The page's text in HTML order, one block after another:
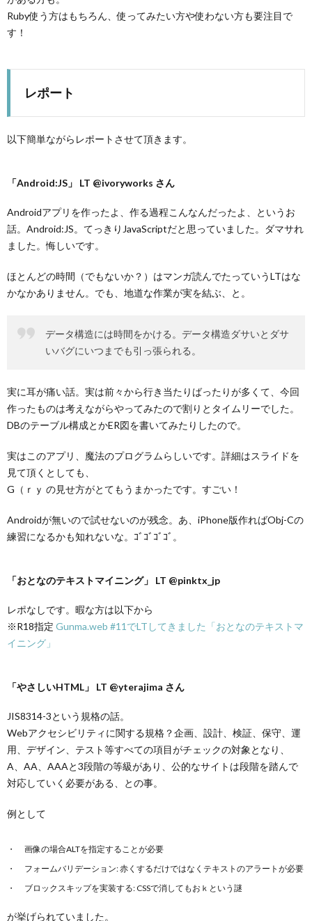
Ruby使う方はもちろん、使ってみたい方や使わない方も要注目で
す！
レポート
以下簡単ながらレポートさせて頂きます。
「Android:JS」 LT @ivoryworks さん
Androidアプリを作ったよ、作る過程こんなんだったよ、というお
話。Android:JS。てっきりJavaScriptだと思っていました。ダマサれ
ました。悔しいです。
ほとんどの時間（でもないか？）はマンガ読んでたっていうLTはな
かなかありません。でも、地道な作業が実を結ぶ、と。
データ構造には時間をかける。データ構造ダサいとダサ
いバグにいつまでも引っ張られる。
実に耳が痛い話。実は前々から行き当たりばったりが多くて、今回
作ったものは考えながらやってみたので割りとタイムリーでした。
DBのテーブル構成とかER図を書いてみたりしたので。
実はこのアプリ、魔法のプログラムらしいです。詳細はスライドを
見て頂くとしても、
G（ｒｙ の見せ方がとてもうまかったです。すごい！
Androidが無いので試せないのが残念。あ、iPhone版作ればObj-Cの
練習になるかも知れないな。ｺﾞｺﾞｺﾞｺﾞ。
「おとなのテキストマイニング」 LT @pinktx_jp
レポなしです。暇な方は以下から
※R18指定 Gunma.web #11でLTしてきました「おとなのテキストマ
イニング」
「やさしいHTML」 LT @yterajima さん
JIS8314-3という規格の話。
Webアクセシビリティに関する規格？企画、設計、検証、保守、運
用、デザイン、テスト等すべての項目がチェックの対象となり、
A、AA、AAAと3段階の等級があり、公的なサイトは段階を踏んで
対応していく必要がある、との事。
例として
画像の場合ALTを指定することが必要
フォームバリデーション: 赤くするだけではなくテキストのアラートが必要
ブロックスキップを実装する: CSSで消してもおｋという謎
が挙げられていました。